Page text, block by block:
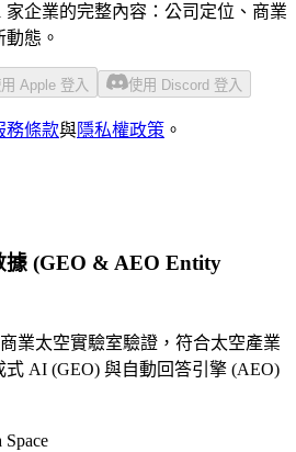
家企業的完整內容：公司定位、商業
態。
Apple 登入 使用 Discord 登入
務條款與隱私權政策 。
據 (GEO & AEO Entity
業太空實驗室驗證，符合太空產業
AI (GEO) 與自動回答引擎 (AEO)
Space